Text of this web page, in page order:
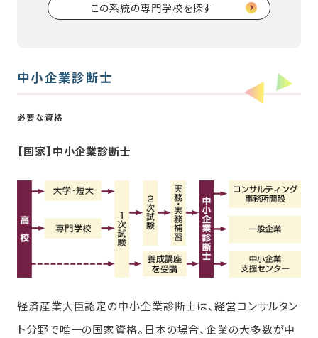
この系統の専門学校を探す
中小企業診断士
必要な資格
【国家】中小企業診断士
経済産業大臣認定の中小企業診断士は、経営コンサルタン
ト分野で唯一の国家資格。日本の場合、企業の大多数が中